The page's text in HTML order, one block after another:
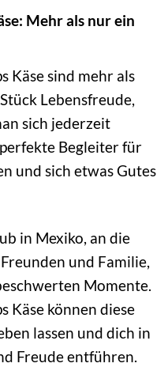
Mehr als nur ein
Käse sind mehr als
Lebensfreude,
sich jederzeit
Begleiter für
und sich etwas Gutes
in Mexiko, an die
und Familie,
Momente.
Käse können diese
lassen und dich in
Freude entführen.